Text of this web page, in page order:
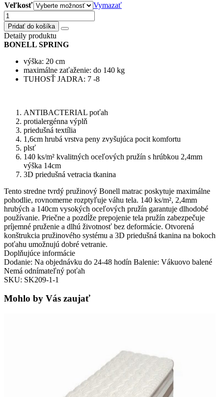
Veľkosť
Vymazať
množstvo
MATRAC
BONELL
SPRING
výber
šírky
Pridať do košíka
Detaily produktu
BONELL SPRING
výška: 20 cm
maximálne zaťaženie: do 140 kg
TUHOSŤ JADRA: 7 -8
ANTIBACTERIAL poťah
protialergénna výplň
priedušná textília
1,6cm hrubá vrstva peny zvyšujúca pocit komfortu
plsť
140 ks/m² kvalitných oceľových pružín s hrúbkou 2,4mm
výška 14cm
3D priedušná vetracia tkanina
Tento stredne tvrdý pružinový Bonell matrac poskytuje maximálne
pohodlie, rovnomerne rozptyľuje váhu tela. 140 ks/m², 2,4mm
hrubých a 140cm vysokých oceľových pružín garantuje dlhodobé
používanie. Priečne a pozdĺže prepojenie tela pružín zabezpečuje
príjemné pruženie a dlhú životnosť bez deformácie. Otvorená
konštrukcia pružinového systému a 3D priedušná tkanina na bokoch
poťahu umožnujú dobré vetranie.
Doplňujúce informácie
Dodanie: Na objednávku do 24-48 hodín Balenie: Vákuovo balené
Nemá odnímateľný poťah
SKU: SK209-1-1
Mohlo by Vás zaujať